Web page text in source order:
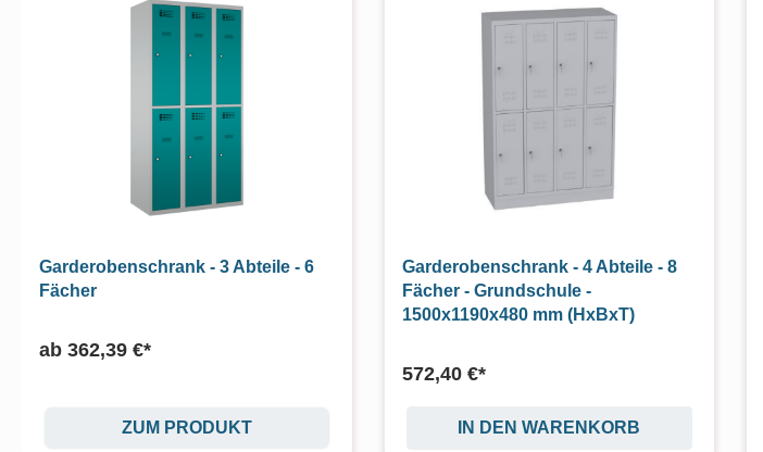
Garderobenschrank - 3 Abteile - 6
Fächer
ab 362,39 €*
ZUM PRODUKT
Garderobenschrank - 4 Abteile - 8
Fächer - Grundschule -
1500x1190x480 mm (HxBxT)
572,40 €*
IN DEN WARENKORB